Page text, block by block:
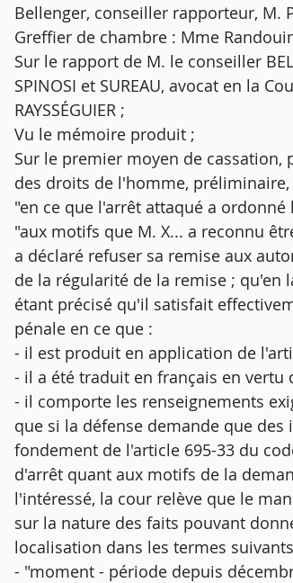
Bellenger, conseiller rapporteur, M.
Greffier de chambre : Mme
Sur le rapport de M. le conseiller
SPINOSI et SUREAU, avocat en la
RAYSSÉGUIER ;
Vu le mémoire produit ;
Sur le premier moyen de
des droits de l'homme, préliminaire,
"en ce que l'arrêt attaqué a
"aux motifs que M. X... a reconnu
a déclaré refuser sa remise aux
de la régularité de la remise ; qu'en
étant précisé qu'il satisfait
pénale en ce que :
- il est produit en application de
- il a été traduit en français en vertu
- il comporte les renseignements
que si la défense demande que
fondement de l'article 695-33 du
d'arrêt quant aux motifs de la
l'intéressé, la cour relève que le
sur la nature des faits pouvant
localisation dans les termes
- "moment - période depuis